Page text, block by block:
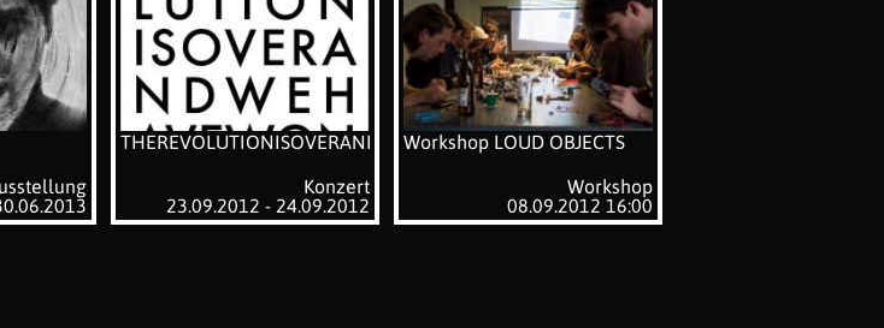
THEREVOLUTIONISOVERANDWEHAVEWON
Konzert
23.09.2012 - 24.09.2012
Workshop LOUD OBJECTS
Workshop
08.09.2012 16:00